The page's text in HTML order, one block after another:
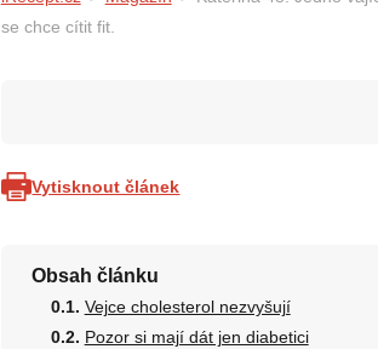
se chce cítit fit.
Vytisknout článek
Obsah článku
Vejce cholesterol nezvyšují
Pozor si mají dát jen diabetici